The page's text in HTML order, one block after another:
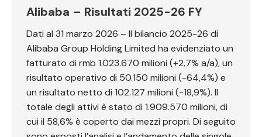
Alibaba – Risultati 2025-26 FY
Dati al 31 marzo 2026 – Il bilancio 2025-26 di
Alibaba Group Holding Limited ha evidenziato un
fatturato di rmb 1.023.670 milioni (+2,7% a/a), un
risultato operativo di 50.150 milioni (-64,4%) e
un risultato netto di 102.127 milioni (-18,9%). Il
totale degli attivi è stato di 1.909.570 milioni, di
cui il 58,6% è coperto dai mezzi propri. Di seguito